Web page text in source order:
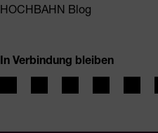
HOCHBAHN Blog
In Verbindung bleiben